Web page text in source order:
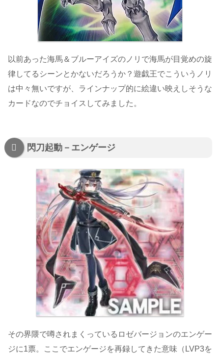
以前あった海馬＆ブルーアイズのノリで海馬が目覚めの旋
律してるシーンとかないだろうか？遊戯王でこういうノリ
は中々無いですが、ラインナップ的に絵違い映えしそうな
カードなのでチョイスしてみました。
閃刀起動－エンゲージ
その界隈で噂されまくっているロゼバージョンのエンゲー
ジに1票。ここでエンゲージを再録してきた意味（LVP3を